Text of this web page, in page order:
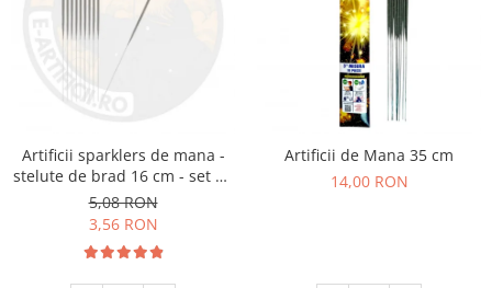
Artificii sparklers de mana -
stelute de brad 16 cm - set 10
buc
5,08 RON
3,56 RON
Artificii de Mana 35 cm
14,00 RON